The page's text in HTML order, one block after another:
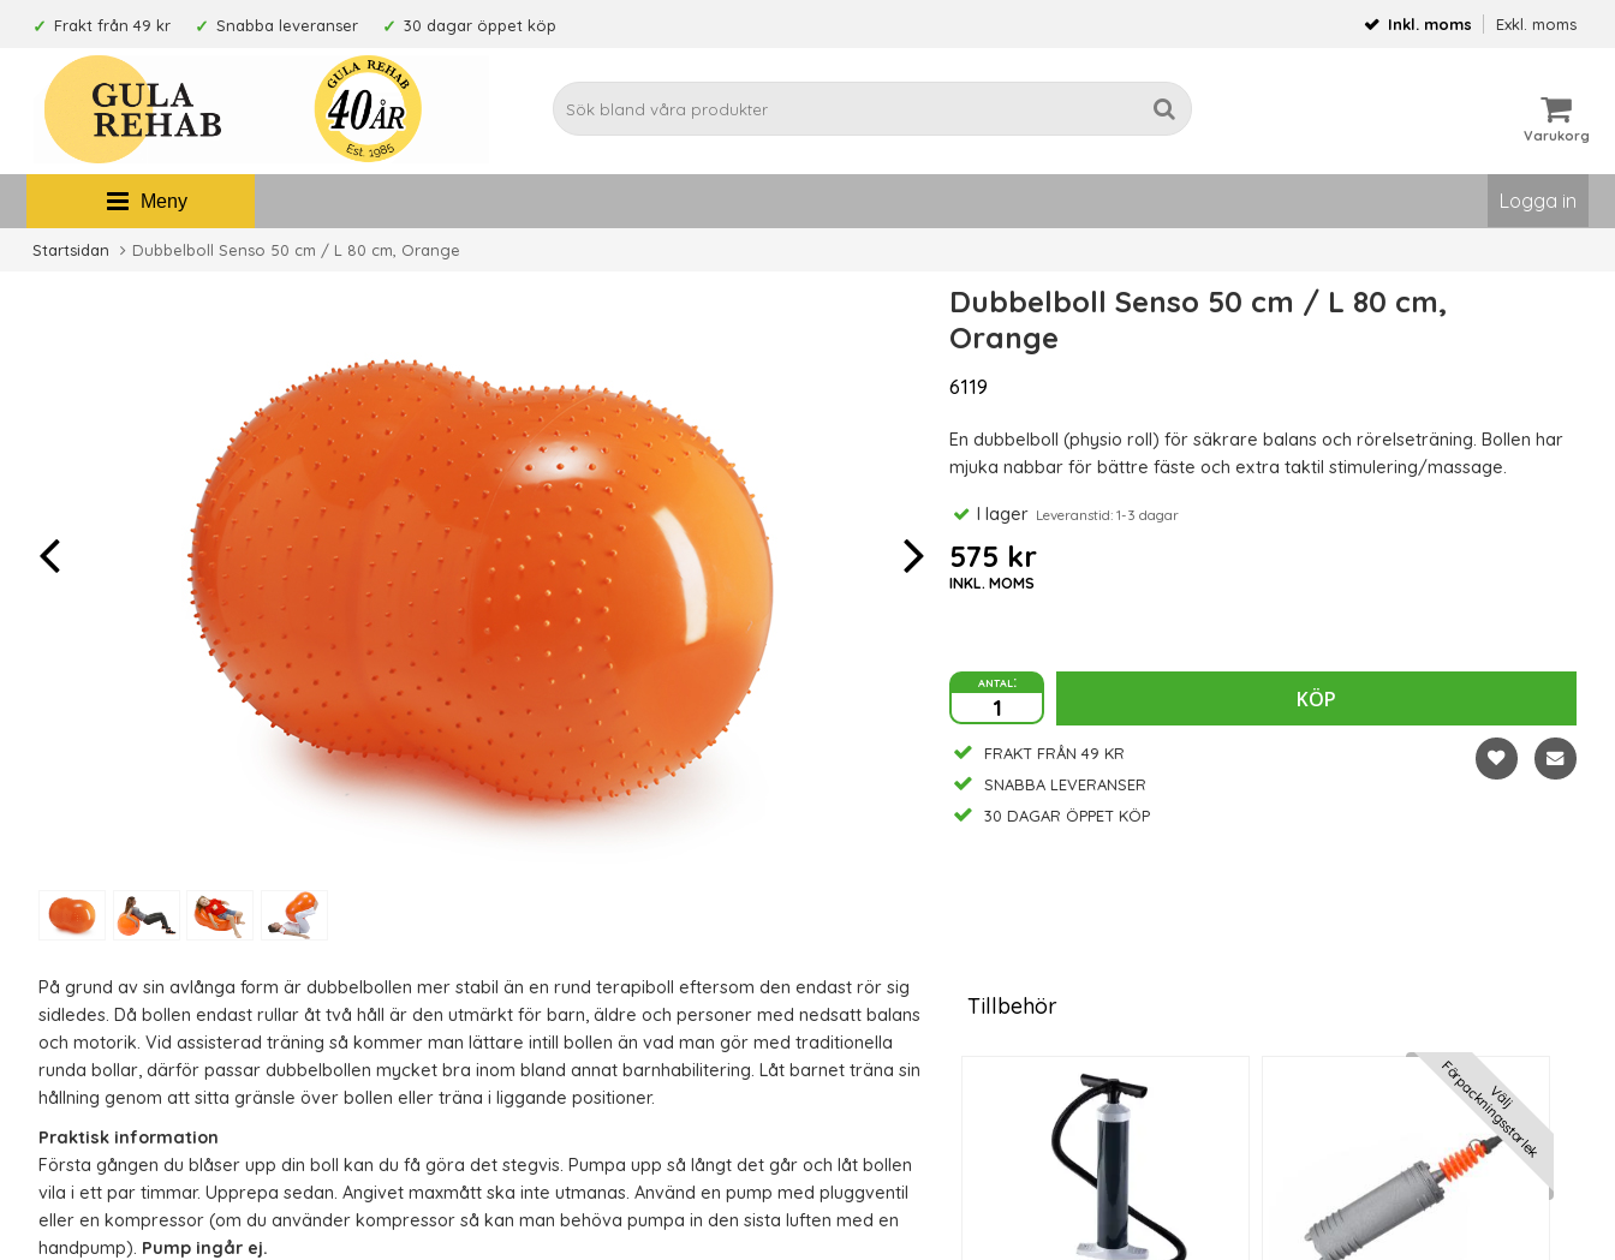
Frakt från 49 kr Snabba leveranser 30 dagar öppet köp Inkl. moms Exkl. moms
Varukorg
Meny Logga in
Startsidan Dubbelboll Senso 50 cm / L 80 cm, Orange
Dubbelboll Senso 50 cm / L 80 cm,
Orange
6119
En dubbelboll (physio roll) för säkrare balans och rörelseträning. Bollen har
mjuka nabbar för bättre fäste och extra taktil stimulering/massage.
I lagerLeveranstid: 1-3 dagar
575 kr
INKL. MOMS
antal:
KÖP
FRAKT FRÅN 49 KR
SNABBA LEVERANSER
30 DAGAR ÖPPET KÖP
På grund av sin avlånga form är dubbelbollen mer stabil än en rund terapiboll eftersom den endast rör sig
sidledes. Då bollen endast rullar åt två håll är den utmärkt för barn, äldre och personer med nedsatt balans
och motorik. Vid assisterad träning så kommer man lättare intill bollen än vad man gör med traditionella
runda bollar, därför passar dubbelbollen mycket bra inom bland annat barnhabilitering. Låt barnet träna sin
hållning genom att sitta gränsle över bollen eller träna i liggande positioner.
Praktisk information
Första gången du blåser upp din boll kan du få göra det stegvis. Pumpa upp så långt det går och låt bollen
vila i ett par timmar. Upprepa sedan. Angivet maxmått ska inte utmanas. Använd en pump med pluggventil
eller en kompressor (om du använder kompressor så kan man behöva pumpa in den sista luften med en
handpump). Pump ingår ej.
Tillbehör
Välj
Förpackningsstorlek